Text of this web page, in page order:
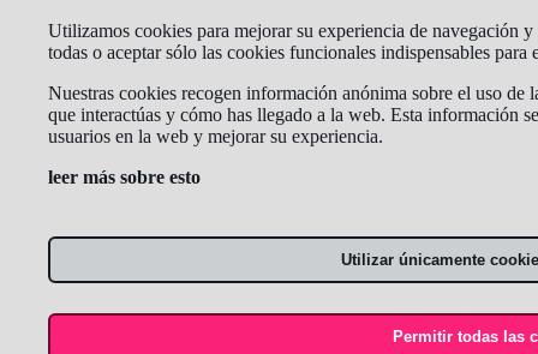
Utilizamos cookies para mejorar su experiencia de navegación
todas o aceptar sólo las cookies funcionales indispensables
Nuestras cookies recogen información anónima sobre el uso de
que interactúas y cómo has llegado a la web. Esta información
usuarios en la web y mejorar su experiencia.
leer más sobre esto
Utilizar únicamente
Permitir todas las